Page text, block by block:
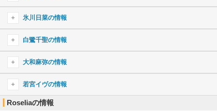
White Afternoon
夢を打ち抜く瞬間に！
開けたらDream！
Step×Step！
ミライトレイン
Breakthrough!
Photograph
午夜の待ち合わせ
青い栞
アイのシナリオ
天ノ弱
インフェルノ
ロキ
カサブタ
Fantastic future
DISCOTHEQUE
ゆりゆららららゆるゆり大事件
奏(かなで)
Q&Aリサイタル！
Baby Sweet Berry Love
ときめきポポロン♪
Sprechchor
Our Carol
魂のルフラン
Hacking to the Gate
ETERNAL BLAZE
紅蓮の弓矢
Red fraction
GO! GO! MANIAC
新宝島
エイリアンエイリアン
エクストラ・マジック・アワー
回レ！雪月花
StaRt
ノーポイッ！
丸山彩のプロフィール
丸山彩のキャラ一覧
氷川日菜の情報
氷川日菜のプロフィール
氷川日菜のキャラ一覧
白鷺千聖の情報
白鷺千聖のプロフィール
白鷺千聖のキャラ一覧
大和麻弥の情報
大和麻弥のプロフィール
大和麻弥のキャラ一覧
若宮イヴの情報
若宮イヴのプロフィール
Roseliaの情報